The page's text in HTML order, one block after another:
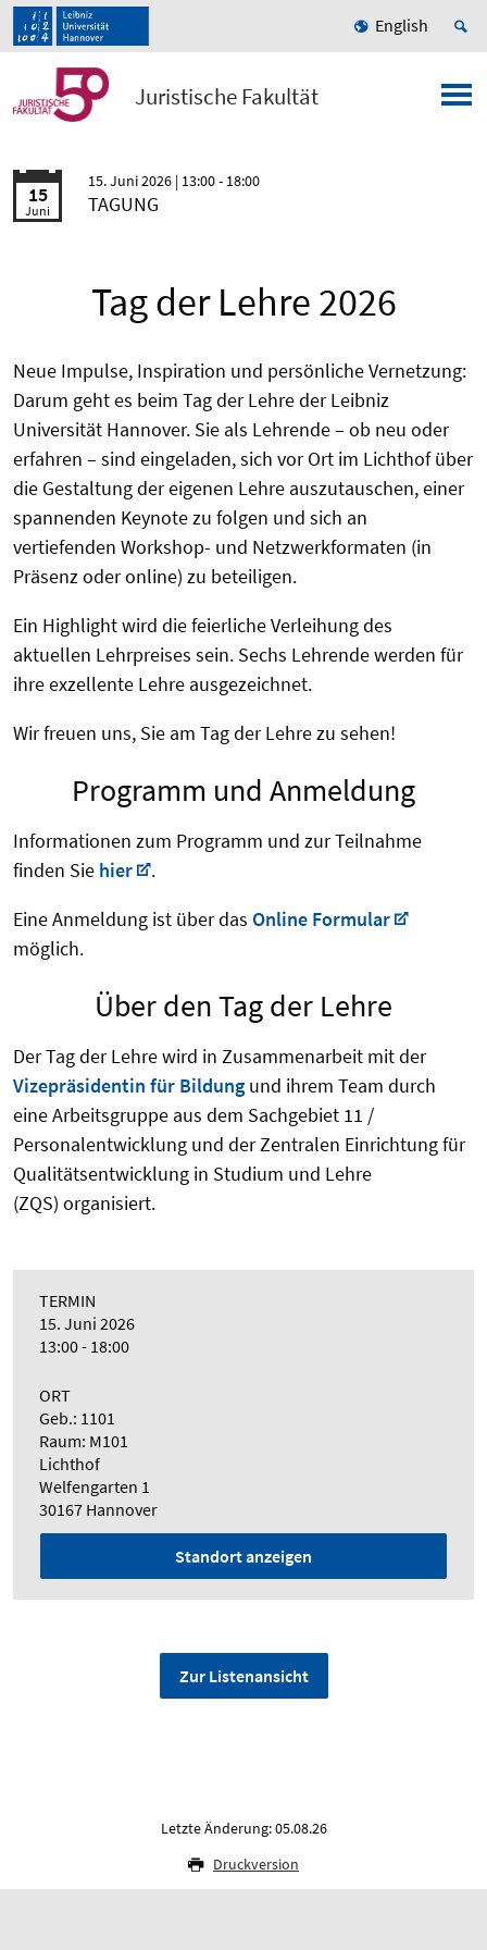
English
Juristische Fakultät
15
Juni
15. Juni 2026 | 13:00 - 18:00
TAGUNG
Tag der Lehre 2026
Neue Impulse, Inspiration und persönliche Vernetzung:
Darum geht es beim Tag der Lehre der Leibniz
Universität Hannover. Sie als Lehrende – ob neu oder
erfahren – sind eingeladen, sich vor Ort im Lichthof über
die Gestaltung der eigenen Lehre auszutauschen, einer
spannenden Keynote zu folgen und sich an
vertiefenden Workshop- und Netzwerkformaten (in
Präsenz oder online) zu beteiligen.
Ein Highlight wird die feierliche Verleihung des
aktuellen Lehrpreises sein. Sechs Lehrende werden für
ihre exzellente Lehre ausgezeichnet.
Wir freuen uns, Sie am Tag der Lehre zu sehen!
Programm und Anmeldung
Informationen zum Programm und zur Teilnahme
finden Sie hier
.
Eine Anmeldung ist über das Online Formular
möglich.
Über den Tag der Lehre
Der Tag der Lehre wird in Zusammenarbeit mit der
Vizepräsidentin für Bildung und ihrem Team durch
eine Arbeitsgruppe aus dem Sachgebiet 11 /
Personalentwicklung und der Zentralen Einrichtung für
Qualitätsentwicklung in Studium und Lehre
(ZQS) organisiert.
TERMIN
15. Juni 2026
13:00 - 18:00
ORT
Geb.: 1101
Raum: M101
Lichthof
Welfengarten 1
30167 Hannover
Standort anzeigen
Zur Listenansicht
Letzte Änderung: 05.08.26
Druckversion